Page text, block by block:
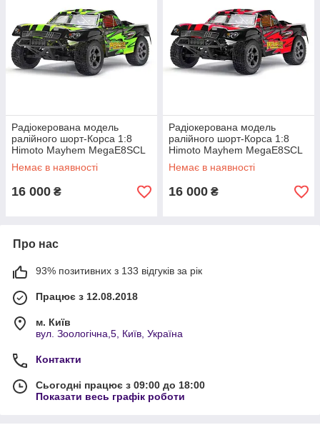
Радіокерована модель
ралійного шорт-Корса 1:8
Himoto Mayhem MegaE8SCL
Brushless (зелений)
Немає в наявності
16 000 ₴
Радіокерована модель
ралійного шорт-Корса 1:8
Himoto Mayhem MegaE8SCL
Brushless (червоний)
Немає в наявності
16 000 ₴
Про нас
93% позитивних з 133 відгуків за рік
Працює з 12.08.2018
м. Київ
вул. Зоологічна,5, Київ, Україна
Контакти
Сьогодні працює з 09:00 до 18:00
Показати весь графік роботи